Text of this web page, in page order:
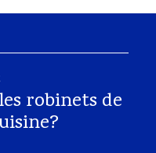
robinets de